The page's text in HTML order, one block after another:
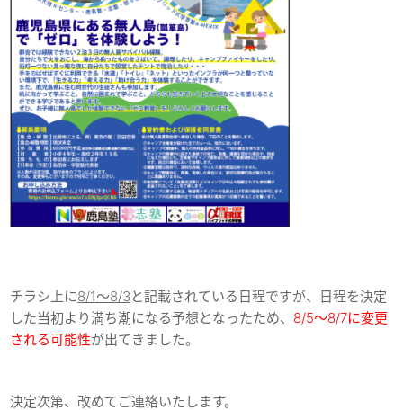
チラシ上に8/1～8/3と記載されている日程ですが、日程を決定
した当初より満ち潮になる予想となったため、 8/5～8/7に変更
される可能性が出てきました。
決定次第、改めてご連絡いたします。